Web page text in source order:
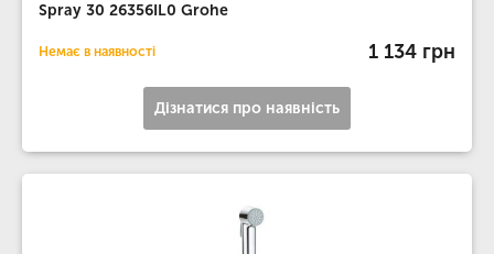
Spray 30 26356IL0 Grohe
Немає в наявності 1 134 грн
Дізнатися про наявність